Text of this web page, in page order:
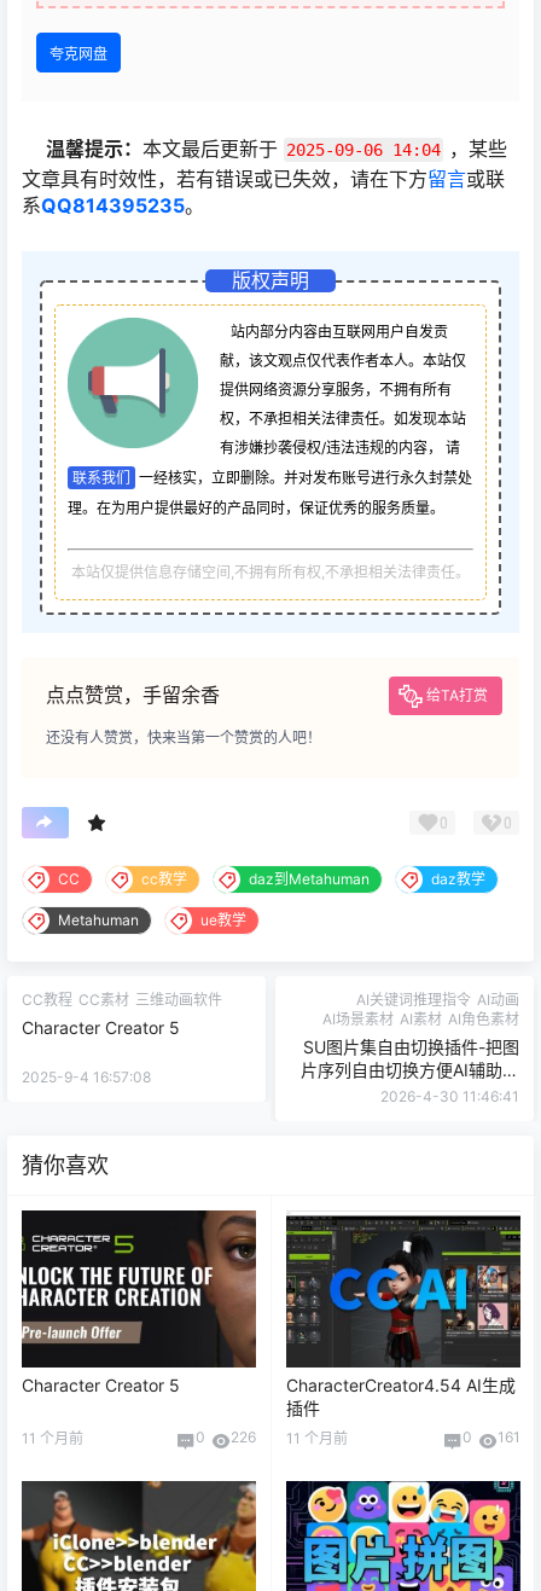
夸克网盘
温馨提示： 本文最后更新于 2025-09-06 14:04 ，某些
文章具有时效性，若有错误或已失效，请在下方留言或联
系QQ814395235。
版权声明
站内部分内容由互联网用户自发贡
献，该文观点仅代表作者本人。本站仅
提供网络资源分享服务，不拥有所有
权，不承担相关法律责任。如发现本站
有涉嫌抄袭侵权/违法违规的内容， 请
联系我们
一经核实，立即删除。并对发布账号进行永久封禁处
理。在为用户提供最好的产品同时，保证优秀的服务质量。
本站仅提供信息存储空间,不拥有所有权,不承担相关法律责任。
点点赞赏，手留余香 给TA打赏
还没有人赞赏，快来当第一个赞赏的人吧！
0 0
CC cc教学 daz到Metahuman daz教学
Metahuman ue教学
CC教程 CC素材 三维动画软件
Character Creator 5
2025-9-4 16:57:08
AI关键词推理指令 AI动画
AI场景素材 AI素材 AI角色素材
SU图片集自由切换插件-把图
片序列自由切换方便AI辅助构
图制作高质量漫剧必备工具
2026-4-30 11:46:41
猜你喜欢
Character Creator 5
11 个月前 0 226
CharacterCreator4.54 AI生成
插件
11 个月前 0 161